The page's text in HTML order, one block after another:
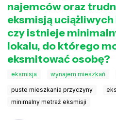
najemców oraz
eksmisją
czy istnieje
lokalu, do którego
eksmitować osobę?
eksmisja wynajem mieszkań
puste mieszkania przyczyny
minimalny metraż eksmisji